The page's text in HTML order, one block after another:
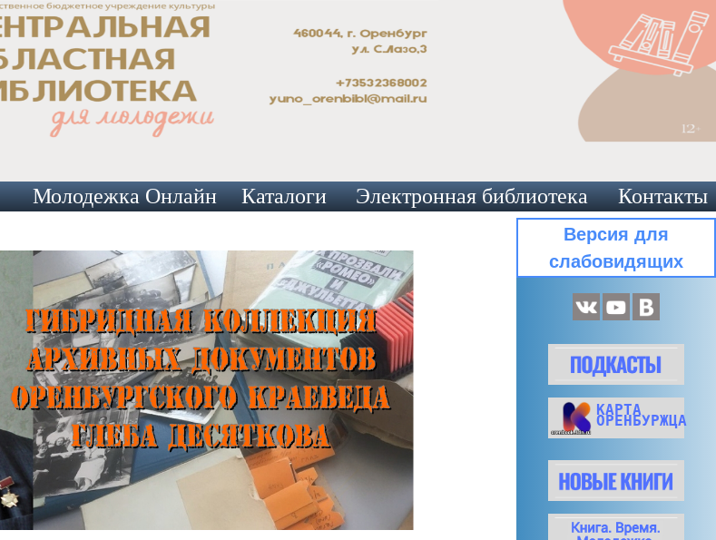
Молодежка Онлайн Каталоги Электронная библиотека Контакты
Версия для
слабовидящих
КАРТА
ОРЕНБУРЖЦА